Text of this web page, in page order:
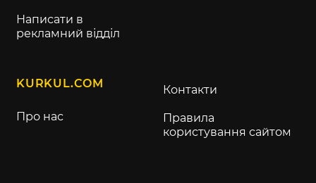
Написати в
рекламний відділ
KURKUL.COM
Про нас
Контакти
Правила
користування сайтом